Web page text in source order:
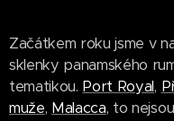
Začátkem roku jsme v
sklenky panamského
tematikou. Port Royal,
muže, Malacca, to